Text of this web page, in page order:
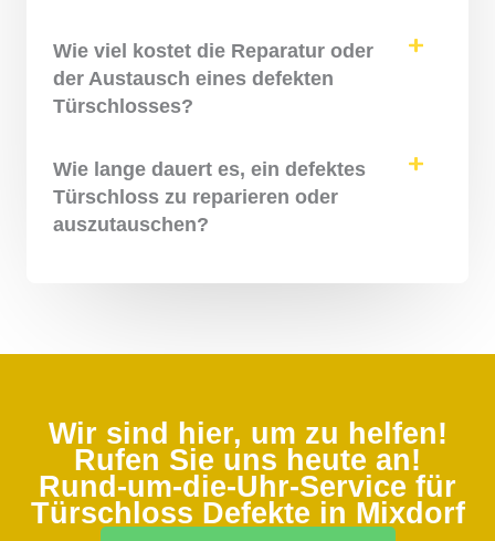
Wie viel kostet die Reparatur oder
der Austausch eines defekten
Türschlosses?
Wie lange dauert es, ein defektes
Türschloss zu reparieren oder
auszutauschen?
Wir sind hier, um zu helfen!
Rufen Sie uns heute an!
Rund-um-die-Uhr-Service für
Türschloss Defekte in Mixdorf